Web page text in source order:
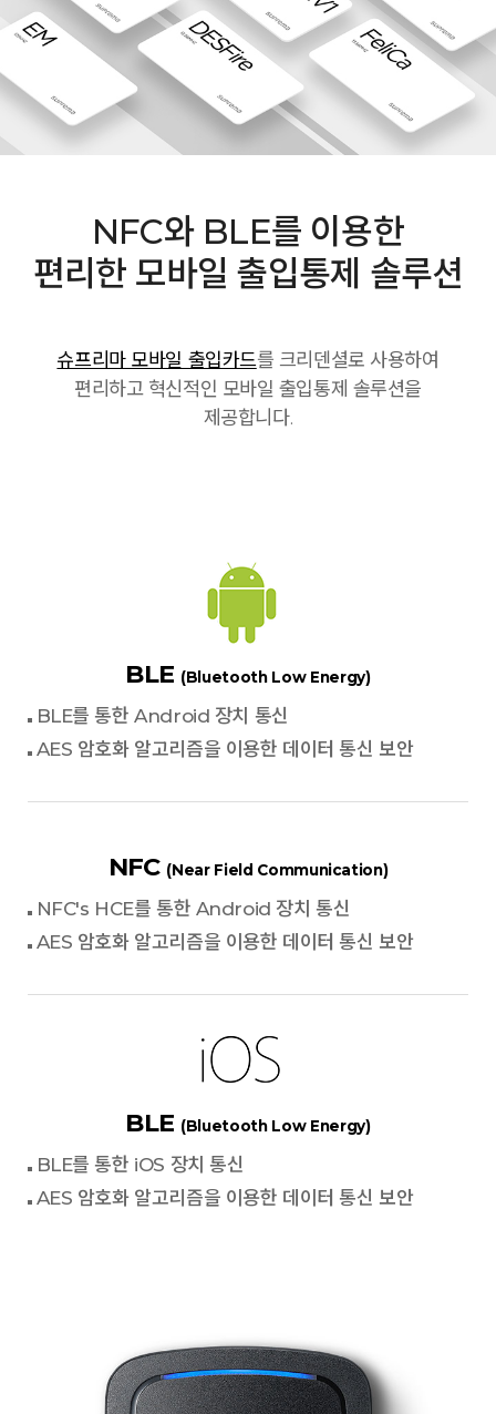
NFC와 BLE를 이용한
편리한 모바일 출입통제 솔루션
슈프리마 모바일 출입카드를 크리덴셜로 사용하여
편리하고 혁신적인 모바일 출입통제 솔루션을
제공합니다.
BLE (Bluetooth Low Energy)
BLE를 통한 Android 장치 통신
AES 암호화 알고리즘을 이용한 데이터 통신 보안
NFC (Near Field Communication)
NFC's HCE를 통한 Android 장치 통신
AES 암호화 알고리즘을 이용한 데이터 통신 보안
BLE (Bluetooth Low Energy)
BLE를 통한 iOS 장치 통신
AES 암호화 알고리즘을 이용한 데이터 통신 보안